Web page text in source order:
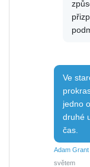
Ve
jedno
druhé
čas.
Adam Grant
světem